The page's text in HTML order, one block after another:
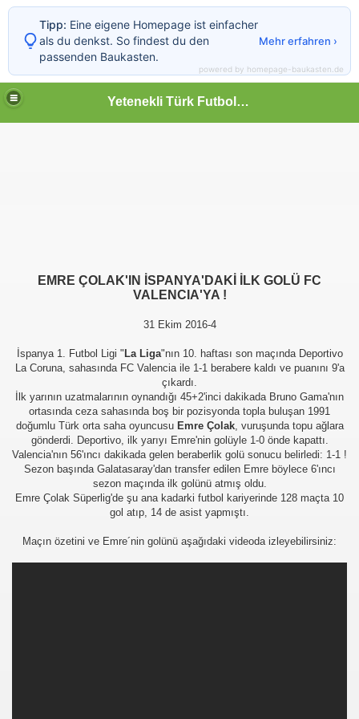
Yetenekli Türk Futbolcular
EMRE ÇOLAK'IN İSPANYA'DAKİ İLK GOLÜ FC
VALENCIA'YA !
31 Ekim 2016-4
İspanya 1. Futbol Ligi " La Liga"nın 10. haftası son maçında Deportivo
La Coruna, sahasında FC Valencia ile 1-1 berabere kaldı ve puanını 9'a
çıkardı.
İlk yarının uzatmalarının oynandığı 45+2'inci dakikada Bruno Gama'nın
ortasında ceza sahasında boş bir pozisyonda topla buluşan 1991
doğumlu Türk orta saha oyuncusu Emre Çolak, vuruşunda topu ağlara
gönderdi. Deportivo, ilk yarıyı Emre'nin golüyle 1-0 önde kapattı.
Valencia'nın 56'ıncı dakikada gelen beraberlik golü sonucu belirledi: 1-1 !
Sezon başında Galatasaray'dan transfer edilen Emre böylece 6'ıncı
sezon maçında ilk golünü atmış oldu.
Emre Çolak Süperlig'de şu ana kadarki futbol kariyerinde 128 maçta 10
gol atıp, 14 de asist yapmıştı.
Maçın özetini ve Emre´nin golünü aşağıdaki videoda izleyebilirsiniz:
Tipp: Eine eigene Homepage ist einfacher
als du denkst. So findest du den
passenden Baukasten.
Mehr erfahren ›
powered by homepage-baukasten.de